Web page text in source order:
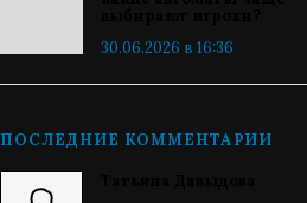
30.06.2026 в 16:36
ПОСЛЕДНИЕ КОММЕНТАРИИ